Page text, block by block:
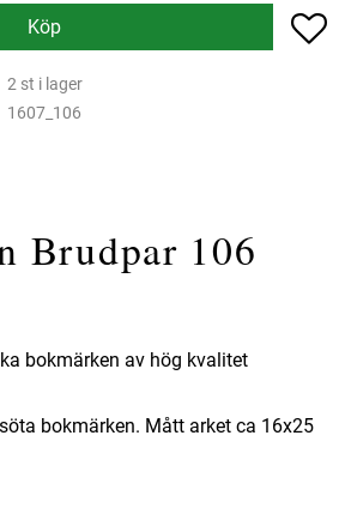
Köp
2 st i lager
1607_106
Brudpar 106
bokmärken av hög kvalitet
bokmärken. Mått arket ca 16x25